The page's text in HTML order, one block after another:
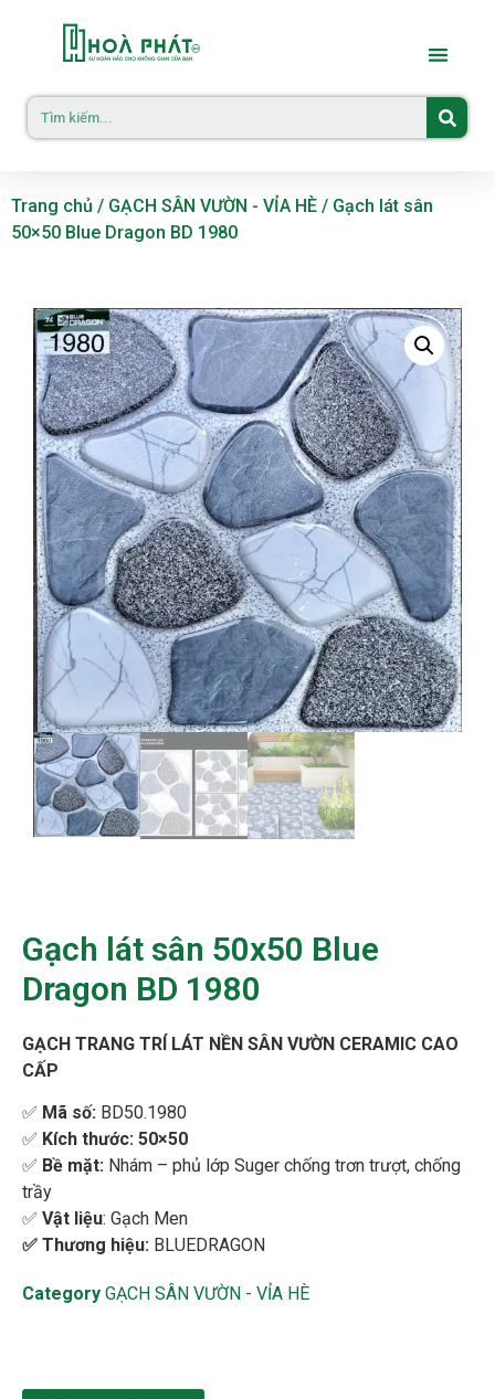
Trang chủ / GẠCH SÂN VƯỜN - VỈA HÈ / Gạch lát sân
50×50 Blue Dragon BD 1980
Gạch lát sân 50x50 Blue
Dragon BD 1980
GẠCH TRANG TRÍ LÁT NỀN SÂN VƯỜN CERAMIC CAO
CẤP
✅ Mã số: BD50.1980
✅ Kích thước: 50×50
✅ Bề mặt: Nhám – phủ lớp Suger chống trơn trượt, chống
trầy
✅ Vật liệu: Gạch Men
✅ Thương hiệu: BLUEDRAGON
Category GẠCH SÂN VƯỜN - VỈA HÈ